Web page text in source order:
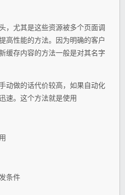
，尤其是这些资源被多个页面调
高性能的方法。因为明确的客户
缓存内容的方法一般是对其名字
动做的话代价较高，如果自动化
速。这个方法就是使用
条件